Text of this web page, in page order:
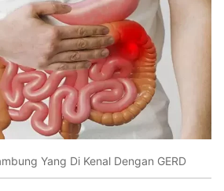
Yang Di Kenal Dengan GERD